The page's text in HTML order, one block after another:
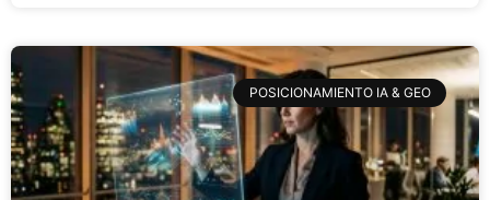
POSICIONAMIENTO IA & GEO